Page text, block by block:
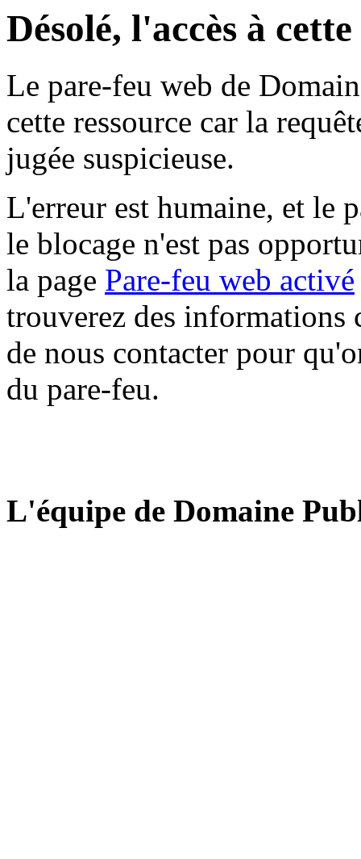
Désolé, l'accès à
Le pare-feu web de
cette ressource car la
jugée suspicieuse.
L'erreur est humaine, et le
le blocage n'est pas
la page Pare-feu web activé
trouverez des informations
de nous contacter pour
du pare-feu.
L'équipe de Domaine